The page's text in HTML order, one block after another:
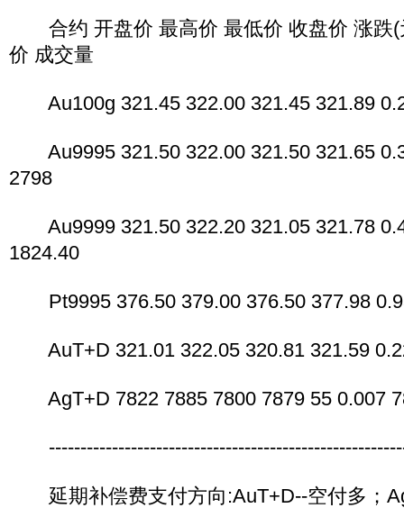
合约 开盘价 最高价 最低价 收盘价 涨跌(
价 成交量
Au100g 321.45 322.00 321.45 321.89
Au9995 321.50 322.00 321.50 321.65
2798
Au9999 321.50 322.20 321.05 321.78
1824.40
Pt9995 376.50 379.00 376.50 377.98
AuT+D 321.01 322.05 320.81 321.59
AgT+D 7822 7885 7800 7879 55 0.007
延期补偿费支付方向:AuT+D--空付多；